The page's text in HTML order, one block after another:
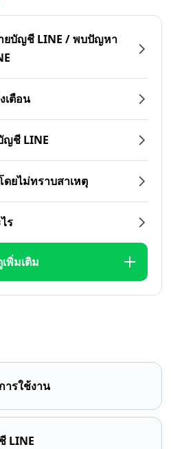
ยบัญชี LINE / พบปัญหา
เตือน
ญชี LINE
ยไม่ทราบสาเหตุ
ร
เพิ่มเติม
รใช้งาน
LINE